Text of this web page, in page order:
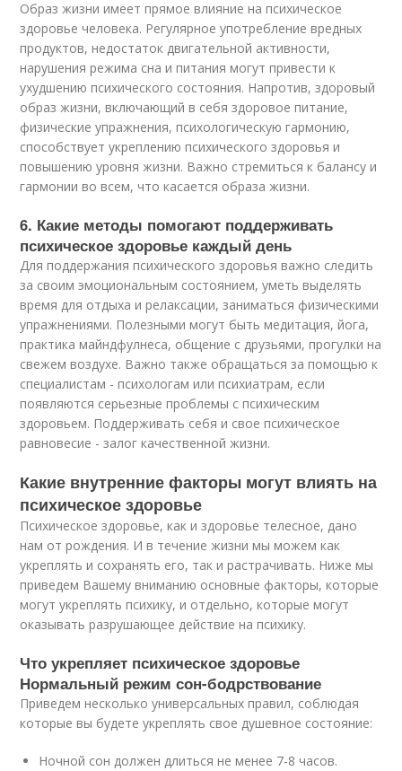
Образ жизни имеет прямое влияние на психическое
здоровье человека. Регулярное употребление вредных
продуктов, недостаток двигательной активности,
нарушения режима сна и питания могут привести к
ухудшению психического состояния. Напротив, здоровый
образ жизни, включающий в себя здоровое питание,
физические упражнения, психологическую гармонию,
способствует укреплению психического здоровья и
повышению уровня жизни. Важно стремиться к балансу и
гармонии во всем, что касается образа жизни.
6. Какие методы помогают поддерживать
психическое здоровье каждый день
Для поддержания психического здоровья важно следить
за своим эмоциональным состоянием, уметь выделять
время для отдыха и релаксации, заниматься физическими
упражнениями. Полезными могут быть медитация, йога,
практика майндфулнеса, общение с друзьями, прогулки на
свежем воздухе. Важно также обращаться за помощью к
специалистам - психологам или психиатрам, если
появляются серьезные проблемы с психическим
здоровьем. Поддерживать себя и свое психическое
равновесие - залог качественной жизни.
Какие внутренние факторы могут влиять на
психическое здоровье
Психическое здоровье, как и здоровье телесное, дано
нам от рождения. И в течение жизни мы можем как
укреплять и сохранять его, так и растрачивать. Ниже мы
приведем Вашему вниманию основные факторы, которые
могут укреплять психику, и отдельно, которые могут
оказывать разрушающее действие на психику.
Что укрепляет психическое здоровье
Нормальный режим сон-бодрствование
Приведем несколько универсальных правил, соблюдая
которые вы будете укреплять свое душевное состояние:
Ночной сон должен длиться не менее 7-8 часов.